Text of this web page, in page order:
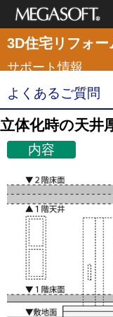
メガソフト株式
会社
3D住宅リフォ
サポート情報
よくあるご質問
立体化時の天井
内容